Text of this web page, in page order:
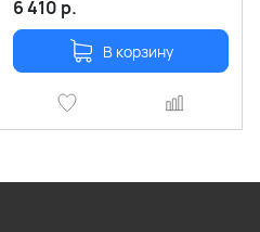
6 410 р.
В корзину